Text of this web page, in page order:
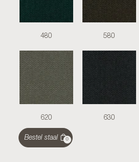
480 580
620 630
Bestel staal 0